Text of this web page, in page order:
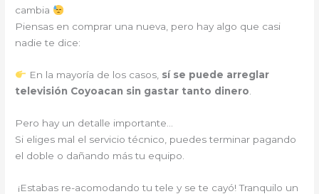
cambia
Piensas en comprar una nueva, pero hay algo que casi
nadie te dice:
En la mayoría de los casos, sí se puede arreglar
televisión Coyoacan sin gastar tanto dinero
Pero hay un detalle importante…
Si eliges mal el servicio técnico, puedes terminar pagando
el doble o dañando más tu equipo.
¡Estabas re-acomodando tu tele y se te cayó! Tranquilo un